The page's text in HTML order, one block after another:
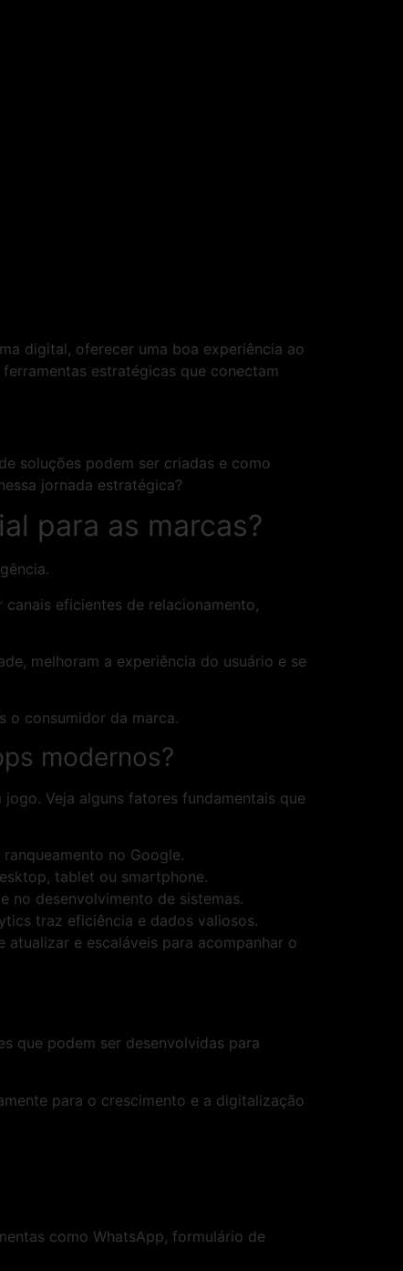
digital, oferecer uma boa experiência ao
estratégicas que conectam
soluções podem ser criadas e como
jornada estratégica?
para as marcas?
eficientes de relacionamento,
melhoram a experiência do usuário e se
o consumidor da marca.
modernos?
Veja alguns fatores fundamentais que
no Google.
tablet ou smartphone.
no desenvolvimento de sistemas.
traz eficiência e dados valiosos.
e escaláveis para acompanhar o
que podem ser desenvolvidas para
para o crescimento e a digitalização
como WhatsApp, formulário de